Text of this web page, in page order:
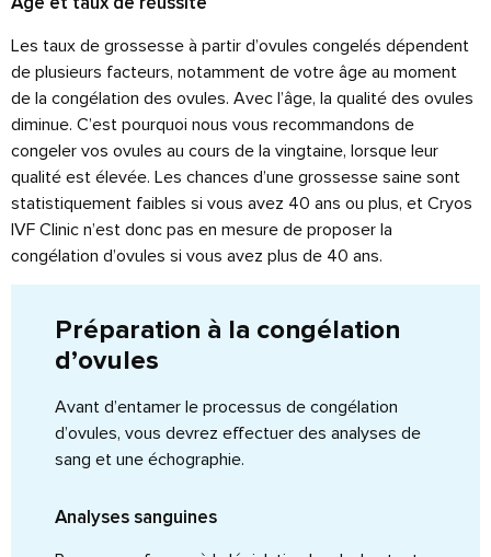
Âge et taux de réussite
Les taux de grossesse à partir d’ovules congelés dépendent
de plusieurs facteurs, notamment de votre âge au moment
de la congélation des ovules. Avec l’âge, la qualité des ovules
diminue. C’est pourquoi nous vous recommandons de
congeler vos ovules au cours de la vingtaine, lorsque leur
qualité est élevée. Les chances d’une grossesse saine sont
statistiquement faibles si vous avez 40 ans ou plus, et Cryos
IVF Clinic n’est donc pas en mesure de proposer la
congélation d’ovules si vous avez plus de 40 ans.
Préparation à la congélation
d’ovules
Avant d’entamer le processus de congélation
d’ovules, vous devrez effectuer des analyses de
sang et une échographie.
Analyses sanguines